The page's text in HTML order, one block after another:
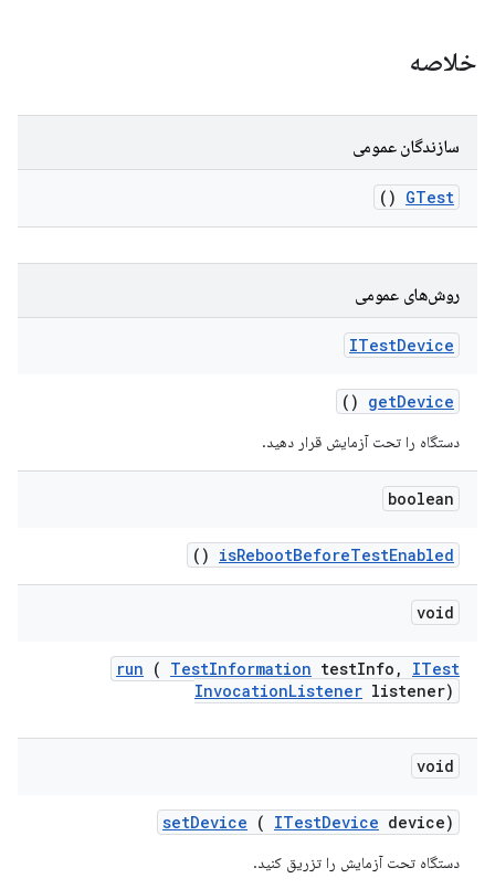
خلاصه
سازندگان عمومی
GTest
()
روش‌های عمومی
ITestDevice
getDevice
()
دستگاه را تحت آزمایش قرار دهید.
boolean
isRebootBeforeTestEnabled
()
void
run ( TestInformation testInfo ,
ITest
InvocationListener listener)
void
setDevice ( ITestDevice device)
دستگاه تحت آزمایش را تزریق کنید.